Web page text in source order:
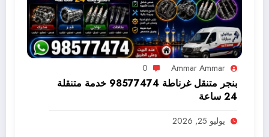
Ammar Ammar
0
بنجر متنقل غرناطة 98577474 خدمة متنقلة
24 ساعة
يوليو 25, 2026